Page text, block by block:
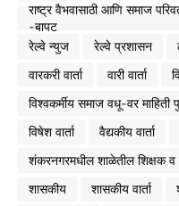
राष्ट्र वैभवासाठी आणि समाज
-बापट
रेल्वे न्युज
रेल्वे प्रशासन
वारकरी वार्ता
वारी वार्ता
विश्वकर्मीय समाज वधू-वर
विषेश वार्ता
वैद्यकीय वार्ता
शंकरनगरमधील शाळेतील शिक्षक व
शासकीय
शासकीय वार्ता